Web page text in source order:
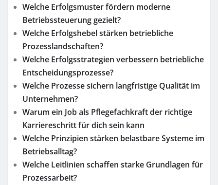
Welche Erfolgsmuster fördern moderne
Betriebssteuerung gezielt?
Welche Erfolgshebel stärken betriebliche
Prozesslandschaften?
Welche Erfolgsstrategien verbessern betriebliche
Entscheidungsprozesse?
Welche Prozesse sichern langfristige Qualität im
Unternehmen?
Warum ein Job als Pflegefachkraft der richtige
Karriereschritt für dich sein kann
Welche Prinzipien stärken belastbare Systeme im
Betriebsalltag?
Welche Leitlinien schaffen starke Grundlagen für
Prozessarbeit?